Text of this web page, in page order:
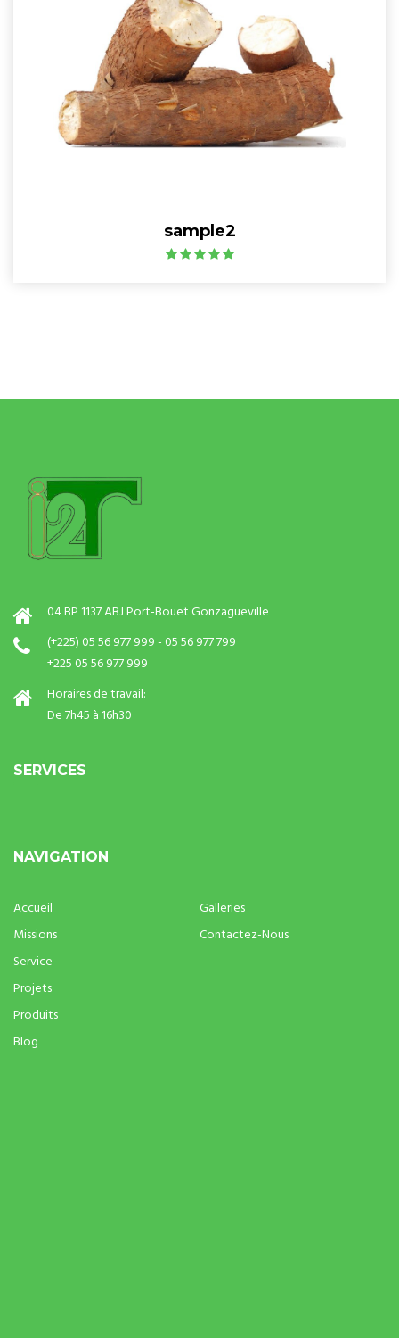
sample2
04 BP 1137 ABJ Port-Bouet Gonzagueville
(+225) 05 56 977 999 - 05 56 977 799
+225 05 56 977 999
Horaires de travail:
De 7h45 à 16h30
SERVICES
NAVIGATION
Accueil
Missions
Service
Projets
Produits
Blog
Galleries
Contactez-Nous